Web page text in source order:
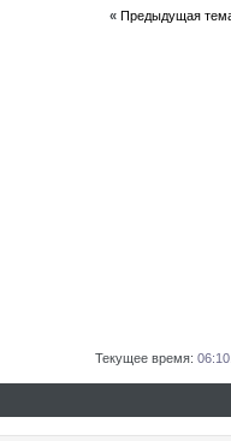
« Предыдущая
Текущее время: 06:10